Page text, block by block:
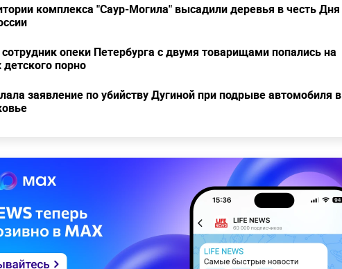
комплекса "Саур-Могила" высадили деревья в честь Дня
опеки Петербурга с двумя товарищами попались на
порно
заявление по убийству Дугиной при подрыве автомобиля в